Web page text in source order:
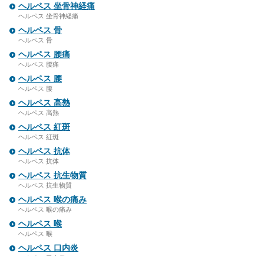
ヘルペス 坐骨神経痛
ヘルペス 坐骨神経痛
ヘルペス 骨
ヘルペス 骨
ヘルペス 腰痛
ヘルペス 腰痛
ヘルペス 腰
ヘルペス 腰
ヘルペス 高熱
ヘルペス 高熱
ヘルペス 紅斑
ヘルペス 紅斑
ヘルペス 抗体
ヘルペス 抗体
ヘルペス 抗生物質
ヘルペス 抗生物質
ヘルペス 喉の痛み
ヘルペス 喉の痛み
ヘルペス 喉
ヘルペス 喉
ヘルペス 口内炎